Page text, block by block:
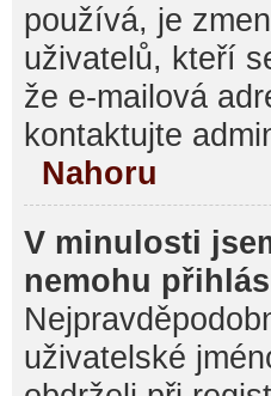
používá, je
uživatelů, kteří
že e-mailová
kontaktujte
Nahoru
V minulosti
nemohu
uživatelské